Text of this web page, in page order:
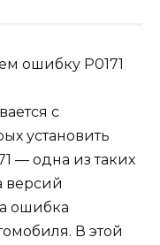
с
установить
— одна из таких
версий
ошибка
В этой